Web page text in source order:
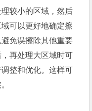
较小的区域，然后
可以更好地确定擦
免误擦除其他重要
再处理大区域时可
整和优化。这样可